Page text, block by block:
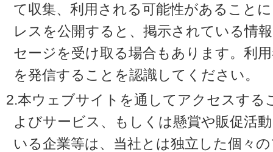
て収集、利用される可能性があること
レスを公開すると、掲示されている情
セージを受け取る場合もあります。利
を発信することを認識してください。
2.本ウェブサイトを通してアクセスする
よびサービス、もしくは懸賞や販促活
いる企業等は、当社とは独立した個々